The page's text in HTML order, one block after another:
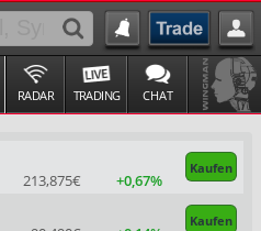
RADAR TRADING CHAT
Kaufen
213,875€
+0,67%
Kaufen